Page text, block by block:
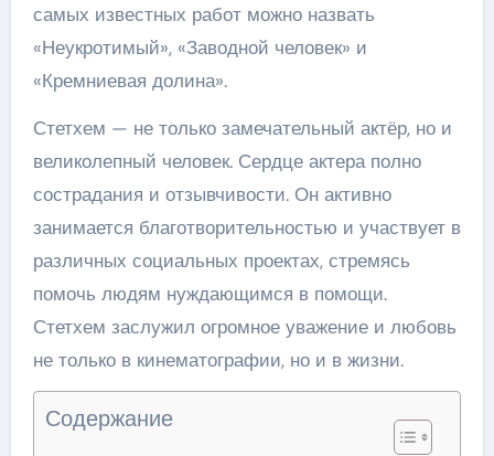
самых известных работ можно назвать
«Неукротимый», «Заводной человек» и
«Кремниевая долина».
Стетхем — не только замечательный актёр, но и
великолепный человек. Сердце актера полно
сострадания и отзывчивости. Он активно
занимается благотворительностью и участвует в
различных социальных проектах, стремясь
помочь людям нуждающимся в помощи.
Стетхем заслужил огромное уважение и любовь
не только в кинематографии, но и в жизни.
Содержание